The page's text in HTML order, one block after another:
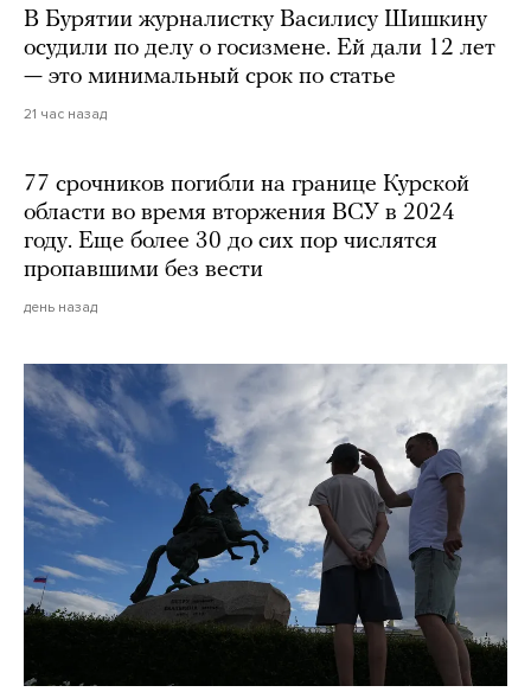
В Бурятии журналистку Василису Шишкину
осудили по делу о госизмене. Ей дали 12 лет
— это минимальный срок по статье
21 час назад
77 срочников погибли на границе Курской
области во время вторжения ВСУ в 2024
году. Еще более 30 до сих пор числятся
пропавшими без вести
день назад